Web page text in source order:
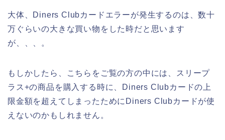
大体、Diners Clubカードエラーが発生するのは、数十
万ぐらいの大きな買い物をした時だと思います
が、、、。
もしかしたら、こちらをご覧の方の中には、スリープ
ラス+の商品を購入する時に、Diners Clubカードの上
限金額を超えてしまったためにDiners Clubカードが使
えないのかもしれません。